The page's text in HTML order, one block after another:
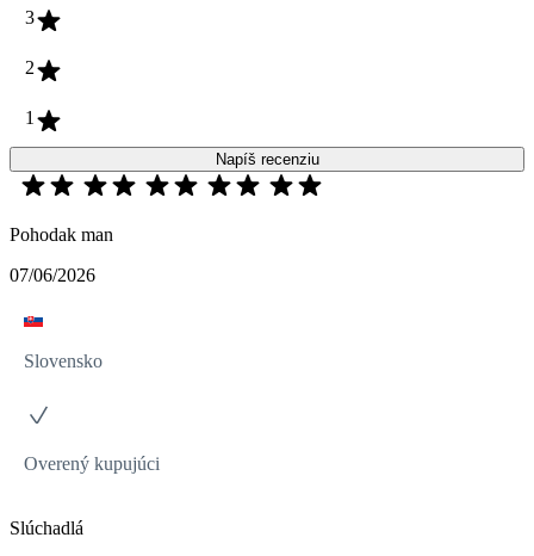
3
2
1
Napíš recenziu
Pohodak man
07/06/2026
Slovensko
Overený kupujúci
Slúchadlá